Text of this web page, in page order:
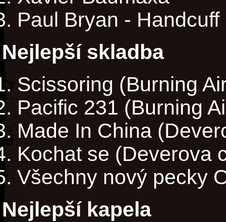
Paul Bryan - Handcuff
Nejlepší skladba
Scissoring (Burning
Pacific 231 (Burning
Made In China
Kochat se (Deverova
Všechny nový pecky
Nejlepší kapela